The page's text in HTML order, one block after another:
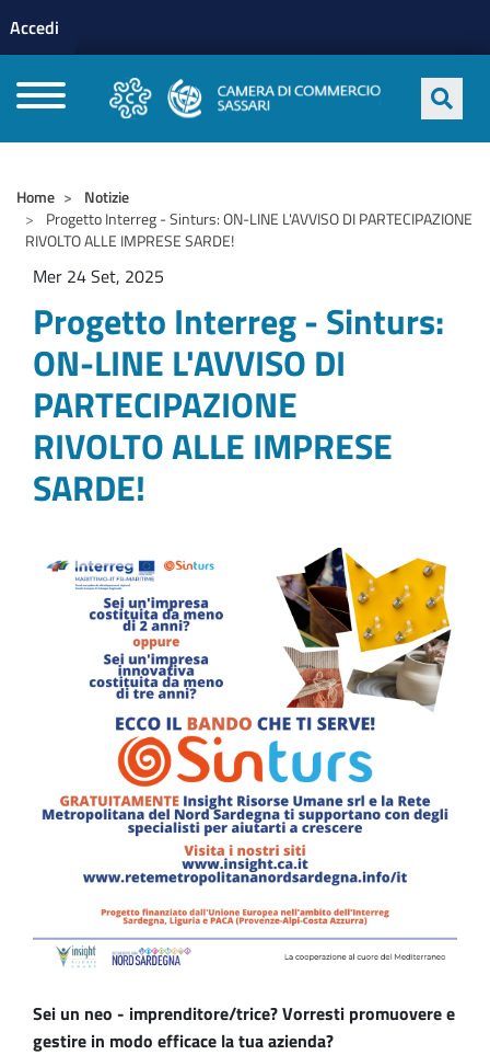
profilo utente
Accedi
Home
Notizie
Progetto Interreg - Sinturs: ON-LINE L'AVVISO DI PARTECIPAZIONE
RIVOLTO ALLE IMPRESE SARDE!
Mer 24 Set, 2025
Progetto Interreg - Sinturs:
ON-LINE L'AVVISO DI
PARTECIPAZIONE
RIVOLTO ALLE IMPRESE
SARDE!
Sei un neo - imprenditore/trice? Vorresti promuovere e
gestire in modo efficace la tua azienda?